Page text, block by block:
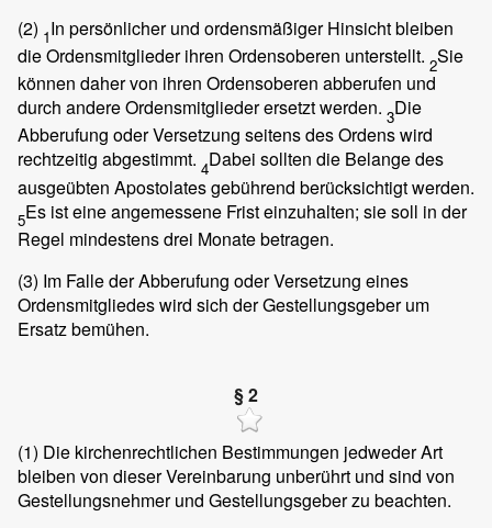
(2) 1In persönlicher und ordensmäßiger Hinsicht bleiben
die Ordensmitglieder ihren Ordensoberen unterstellt. 2Sie
können daher von ihren Ordensoberen abberufen und
durch andere Ordensmitglieder ersetzt werden. 3Die
Abberufung oder Versetzung seitens des Ordens wird
rechtzeitig abgestimmt. 4Dabei sollten die Belange des
ausgeübten Apostolates gebührend berücksichtigt werden.
5Es ist eine angemessene Frist einzuhalten; sie soll in der
Regel mindestens drei Monate betragen.
(3) Im Falle der Abberufung oder Versetzung eines
Ordensmitgliedes wird sich der Gestellungsgeber um
Ersatz bemühen.
§ 2
(1) Die kirchenrechtlichen Bestimmungen jedweder Art
bleiben von dieser Vereinbarung unberührt und sind von
Gestellungsnehmer und Gestellungsgeber zu beachten.